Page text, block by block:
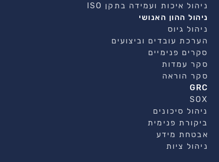
ניהול איכות ועמידה בתקן ISO
ניהול ההון האנושי
ניהול גיוס
הערכת עובדים וביצועים
סקרים פנימיים
סקר עמדות
סקר הוראה
GRC
SOX
ניהול סיכונים
ביקורת פנימית
אבטחת מידע
ניהול ציות